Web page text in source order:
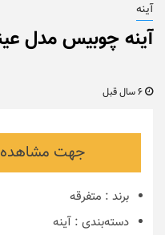
آینه
آینه چوبیس مدل
جهت مشاهده
برند : متفرقه
دسته‌بندی : آینه